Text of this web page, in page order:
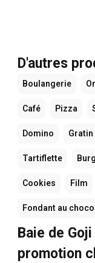
D'autres
Boulangerie
Café Pizza
Domino
Tartiflette
Cookies Film
Fondant au
Baie de
promotion